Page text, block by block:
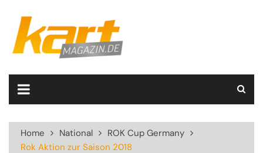
content
Home National
ROK Cup Germany
Rok Aktion zur Saison 2018